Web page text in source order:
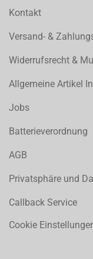
Kontakt
Versand- &
Widerrufsrecht &
Allgemeine Artikel
Jobs
Batterieverordnung
AGB
Privatsphäre und
Callback Service
Cookie